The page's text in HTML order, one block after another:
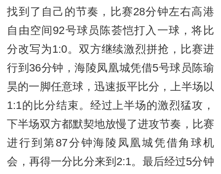
找到了自己的节奏，比赛28分钟左右高港
自由空间92号球员陈荟恺打入一球，将比
分改写为1:0。双方继续激烈拼抢，比赛进
行到36分钟，海陵凤凰城凭借5号球员陈瑜
昊的一脚任意球，迅速扳平比分，上半场以
1:1的比分结束。经过上半场的激烈猛攻，
下半场双方都默契地放慢了进攻节奏，比赛
进行到第87分钟海陵凤凰城凭借角球机
会，再得一分比分来到2:1。最后经过5分钟